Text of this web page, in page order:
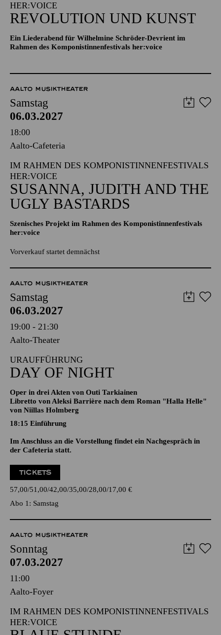
Ein Liederabend für Wilhelmine Schröder-Devrient im
Rahmen des Komponistinnenfestivals her:voice
Samstag
06.03.2027
18:00
Aalto-Cafeteria
IM RAHMEN DES KOMPONISTINNENFESTIVALS
HER:VOICE
SUSANNA, JUDITH AND THE
UGLY BASTARDS
Szenisches Projekt im Rahmen des Komponistinnenfestivals
her:voice
Vorverkauf startet demnächst
AALTO MUSIKTHEATER
Samstag
06.03.2027
19:00 - 21:30
Aalto-Theater
URAUFFÜHRUNG
DAY OF NIGHT
Oper in drei Akten von Outi Tarkiainen
Libretto von Aleksi Barrière nach dem Roman "Halla Helle"
18:15 Einführung
Im Anschluss an die Vorstellung findet ein Nachgespräch in
der Cafeteria statt.
TICKETS
Abo 1: Samstag
AALTO MUSIKTHEATER
Sonntag
07.03.2027
11:00
Aalto-Foyer
IM RAHMEN DES KOMPONISTINNENFESTIVALS
HER:VOICE
BLAUE STUNDE
SING AND PLAY, MUSIK VON FRAUEN
HER:VOICE SPEZIAL